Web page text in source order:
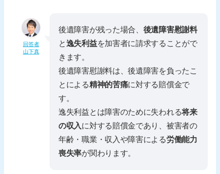
回答者
山下真
後遺障害が残った場合、 後遺障害慰謝料
と逸失利益を加害者に請求することがで
きます。
後遺障害慰謝料は、後遺障害を負ったこ
とによる精神的苦痛に対する賠償金で
す。
逸失利益とは障害のために失われる将来
の収入に対する賠償金であり、被害者の
年齢・職業・収入や障害による労働能力
喪失率が関わります。